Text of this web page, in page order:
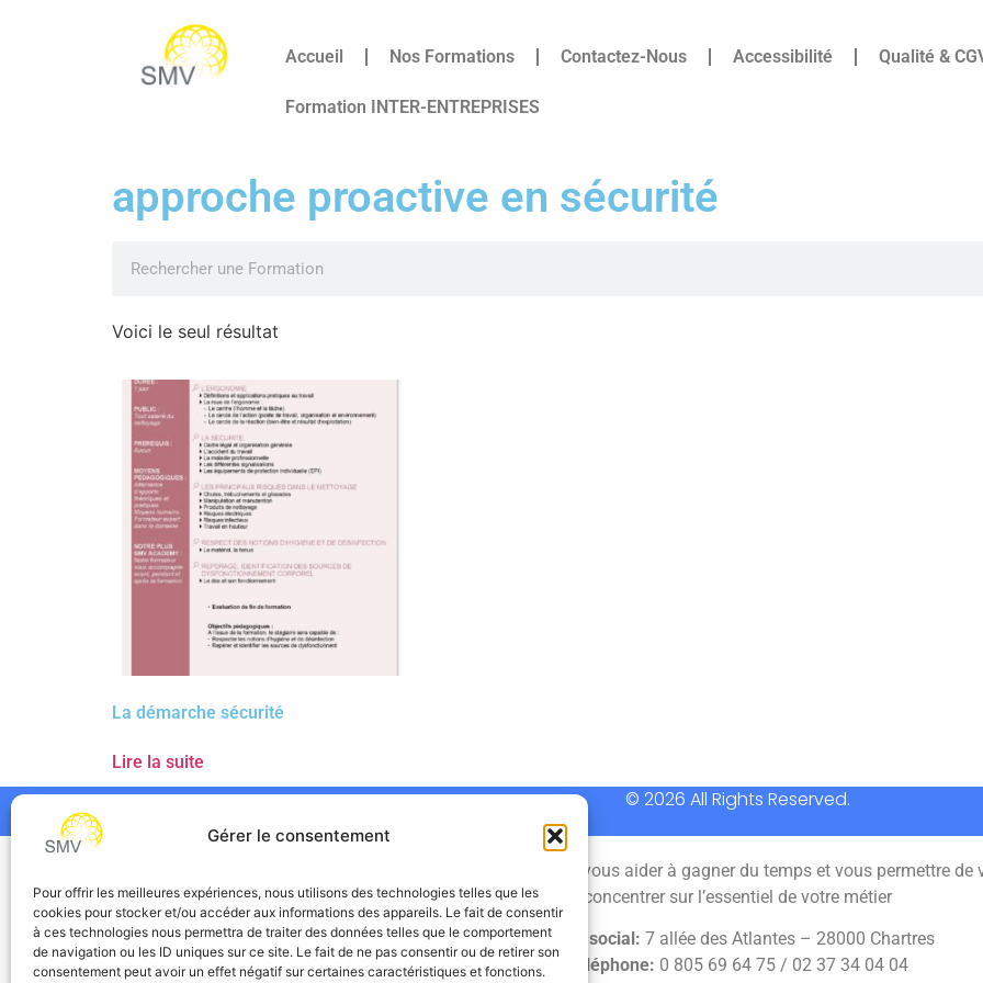
Gérer le consentement
Pour offrir les meilleures expériences, nous utilisons des technologies telles que les
cookies pour stocker et/ou accéder aux informations des appareils. Le fait de consentir
à ces technologies nous permettra de traiter des données telles que le comportement
de navigation ou les ID uniques sur ce site. Le fait de ne pas consentir ou de retirer son
consentement peut avoir un effet négatif sur certaines caractéristiques et fonctions.
Accueil Nos Formations Contactez-Nous Accessibilité Qualité &
Formation INTER-ENTREPRISES
approche proactive en sécurité
Voici le seul résultat
La démarche sécurité
Lire la suite
© 2026 All Rights Reserved.
SMV permet de vous aider à gagner du temps et vous permettre de
concentrer sur l’essentiel de votre métier
Siège social: 7 allée des Atlantes – 28000 Chartres
Téléphone: 0 805 69 64 75 / 02 37 34 04 04